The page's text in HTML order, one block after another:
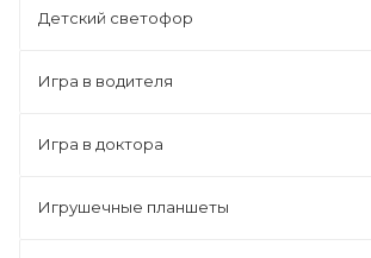
Детский светофор
Игра в водителя
Игра в доктора
Игрушечные планшеты